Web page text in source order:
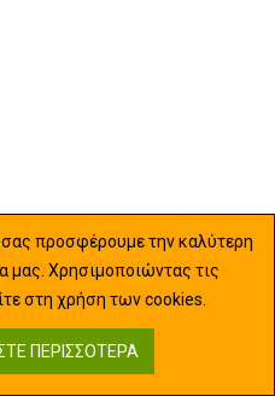
προσφέρουμε την καλύτερη
μας. Χρησιμοποιώντας τις
στη χρήση των cookies.
ΠΕΡΙΣΣΌΤΕΡΑ